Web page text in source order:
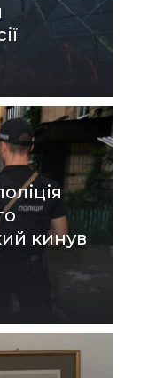
кинув